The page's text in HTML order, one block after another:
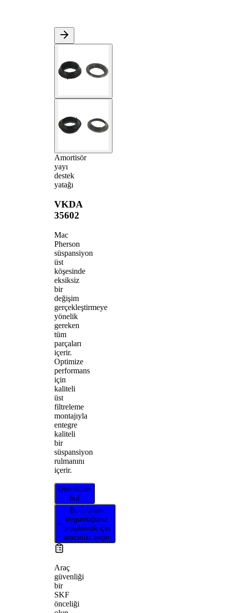
Amortisör
yayı
destek
yatağı
VKDA
35602
Mac
Pherson
süspansiyon
üst
köşesinde
eksiksiz
bir
değişim
gerçekleştirmeye
yönelik
gereken
tüm
parçaları
içerir.
Optimize
performans
için
kaliteli
üst
filtreleme
montajıyla
entegre
kaliteli
bir
süspansiyon
rulmanını
içerir.
Distribütör
bul
Bu ürünün
uygunluğunu
onaylamak için
aracınızı seçin
Araç
güvenliği
bir
SKF
önceliği